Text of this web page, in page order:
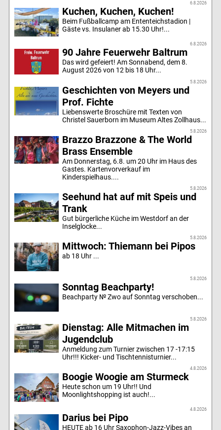
6.8.2026
Kuchen, Kuchen, Kuchen!
Beim Fußballcamp am Ententeichstadion |
Gäste vs. Insulaner ab 15.30 Uhr!...
6.8.2026
90 Jahre Feuerwehr Baltrum
Das wird gefeiert! Am Sonnabend, dem 8.
August 2026 von 12 bis 18 Uhr...
5.8.2026
Geschichten von Meyers und
Prof. Fichte
Liebenswerte Broschüre mit Texten von
Christel Sauerborn im Museum Altes Zollhaus...
5.8.2026
Brazzo Brazzone & The World
Brass Ensemble
Am Donnerstag, 6.8. um 20 Uhr im Haus des
Gastes. Kartenvorverkauf im
Kinderspielhaus....
5.8.2026
Seehund hat auf mit Speis und
Trank
Gut bürgerliche Küche im Westdorf an der
Inselglocke...
5.8.2026
Mittwoch: Thiemann bei Pipos
ab 18 Uhr ...
5.8.2026
Sonntag Beachparty!
Beachparty № Zwo auf Sonntag verschoben...
5.8.2026
Dienstag: Alle Mitmachen im
Jugendclub
Anmeldung zum Turnier zwischen 17 -17:15
Uhr!!! Kicker- und Tischtennisturnier...
4.8.2026
Boogie Woogie am Sturmeck
Heute schon um 19 Uhr!! Und
Moonlightshopping ist auch!...
4.8.2026
Darius bei Pipo
HEUTE ab 16 Uhr Saxophon-Jazz-Vibes an